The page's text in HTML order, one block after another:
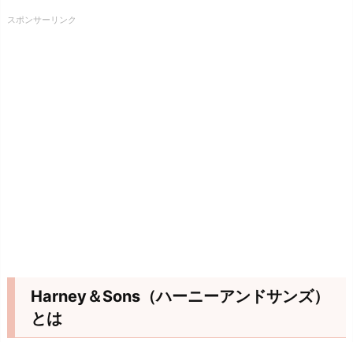
スポンサーリンク
Harney＆Sons（ハーニーアンドサンズ）
とは